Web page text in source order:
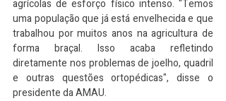
agrícolas de esforço físico intenso. "Temos
uma população que já está envelhecida e que
trabalhou por muitos anos na agricultura de
forma braçal. Isso acaba refletindo
diretamente nos problemas de joelho, quadril
e outras questões ortopédicas", disse o
presidente da AMAU.